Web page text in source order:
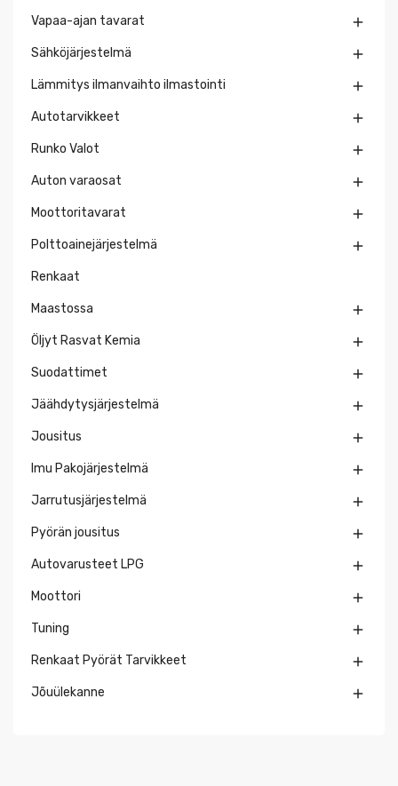
Vapaa-ajan tavarat 
Sähköjärjestelmä 
Lämmitys ilmanvaihto ilmastointi 
Autotarvikkeet 
Runko Valot 
Auton varaosat 
Moottoritavarat 
Polttoainejärjestelmä 
Renkaat
Maastossa 
Öljyt Rasvat Kemia 
Suodattimet 
Jäähdytysjärjestelmä 
Jousitus 
Imu Pakojärjestelmä 
Jarrutusjärjestelmä 
Pyörän jousitus 
Autovarusteet LPG 
Moottori 
Tuning 
Renkaat Pyörät Tarvikkeet 
Jõuülekanne 